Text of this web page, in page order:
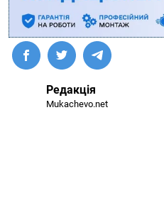
Редакція
Mukachevo.net